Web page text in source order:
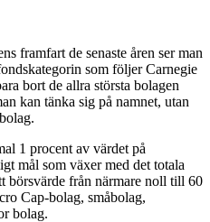
framfart de senaste åren ser man
som följer Carnegie
bort de allra största bolagen
kan tänka sig på namnet, utan
1 procent av värdet på
mål som växer med det totala
börsvärde från närmare noll till 60
Cap-bolag, småbolag,
bolag.